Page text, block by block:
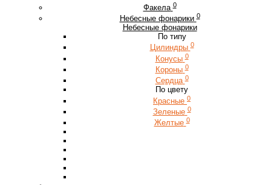
Факела 0
Небесные фонарики 0
Небесные фонарики
По типу
Цилиндры 0
Конусы 0
Короны 0
Сердца 0
По цвету
Красные 0
Зеленые 0
Желтые 0